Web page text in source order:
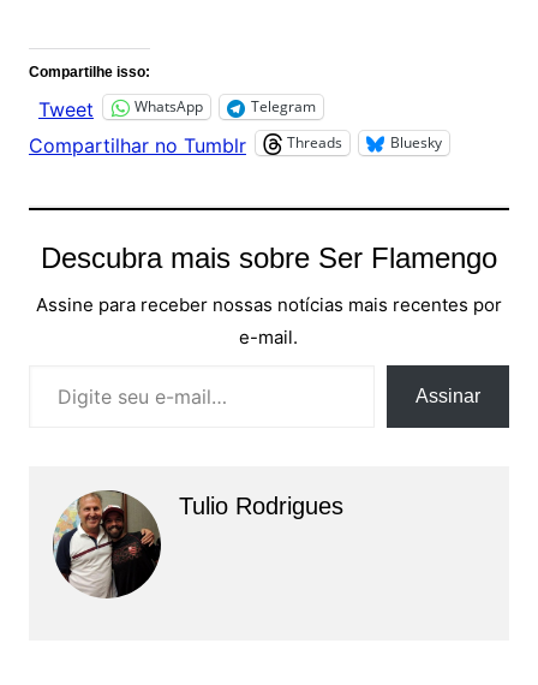
Compartilhe isso:
Tweet WhatsApp Telegram
Compartilhar no Tumblr Threads Bluesky
Descubra mais sobre Ser Flamengo
Assine para receber nossas notícias mais recentes por
e-mail.
Assinar
Tulio Rodrigues